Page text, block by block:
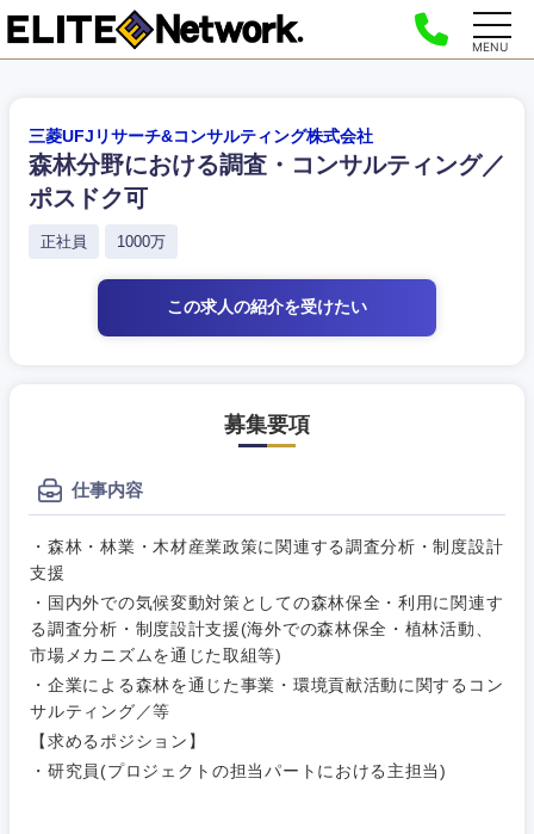
MENU
三菱UFJリサーチ&コンサルティング株式会社
森林分野における調査・コンサルティング／
ポスドク可
正社員 1000万
この求人の紹介を受けたい
募集要項
仕事内容
・森林・林業・木材産業政策に関連する調査分析・制度設計
支援
・国内外での気候変動対策としての森林保全・利用に関連す
る調査分析・制度設計支援(海外での森林保全・植林活動、
市場メカニズムを通じた取組等)
・企業による森林を通じた事業・環境貢献活動に関するコン
サルティング／等
【求めるポジション】
・研究員(プロジェクトの担当パートにおける主担当)
ご希望の職種を選択してください
経営企
画・事業
すべての経営企画・事業企
ご希望の職種を選択してください
経営企画・事業企画
ご希望の業界を選択してください
商社・卸
ご希望の勤務地を選択してください
北海道・東北地方
ご希望条件を入力ください
希望年収